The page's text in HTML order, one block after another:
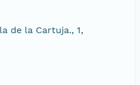
de la Cartuja., 1,